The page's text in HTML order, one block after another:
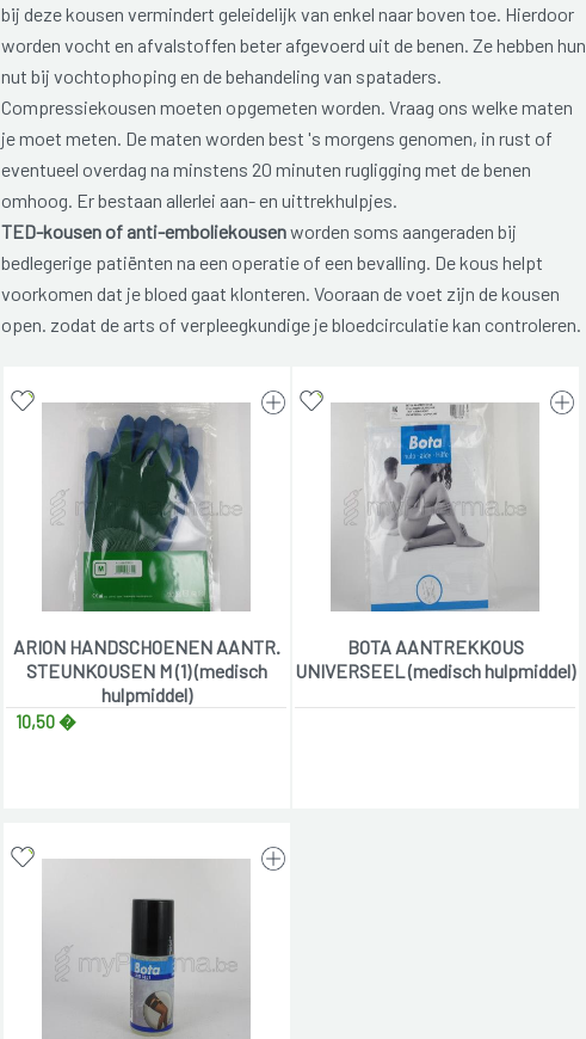
bij deze kousen vermindert geleidelijk van enkel naar boven toe. Hierdoor
worden vocht en afvalstoffen beter afgevoerd uit de benen. Ze hebben hun
nut bij vochtophoping en de behandeling van spataders.
Compressiekousen moeten opgemeten worden. Vraag ons welke maten
je moet meten. De maten worden best 's morgens genomen, in rust of
eventueel overdag na minstens 20 minuten rugligging met de benen
omhoog. Er bestaan allerlei aan- en uittrekhulpjes.
TED-kousen of anti-emboliekousenworden soms aangeraden bij
bedlegerige patiënten na een operatie of een bevalling. De kous helpt
voorkomen dat je bloed gaat klonteren. Vooraan de voet zijn de kousen
open. zodat de arts of verpleegkundige je bloedcirculatie kan controleren.
ARION HANDSCHOENEN AANTR.
STEUNKOUSEN M (1) (medisch
hulpmiddel)
10,50 �
BOTA AANTREKKOUS
UNIVERSEEL (medisch hulpmiddel)